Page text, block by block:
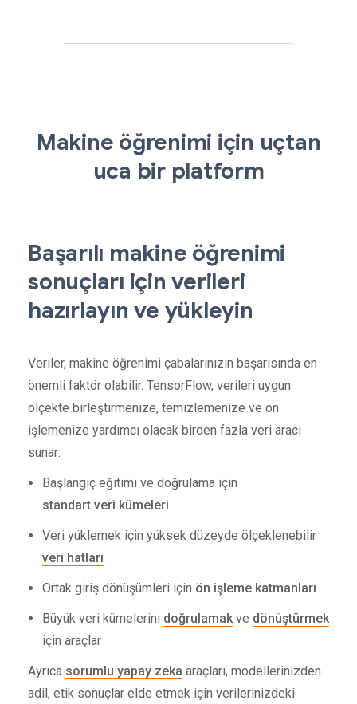
Makine öğrenimi için uçtan
uca bir platform
Başarılı makine öğrenimi
sonuçları için verileri
hazırlayın ve yükleyin
Veriler, makine öğrenimi çabalarınızın başarısında en
önemli faktör olabilir. TensorFlow, verileri uygun
ölçekte birleştirmenize, temizlemenize ve ön
işlemenize yardımcı olacak birden fazla veri aracı
sunar:
Başlangıç ​​eğitimi ve doğrulama için
standart veri kümeleri
Veri yüklemek için yüksek düzeyde ölçeklenebilir
veri hatları
Ortak giriş dönüşümleri için ön işleme katmanları
Büyük veri kümelerini doğrulamakve dönüştürmek
için araçlar
Ayrıca sorumlu yapay zeka araçları, modellerinizden
adil, etik sonuçlar elde etmek için verilerinizdeki